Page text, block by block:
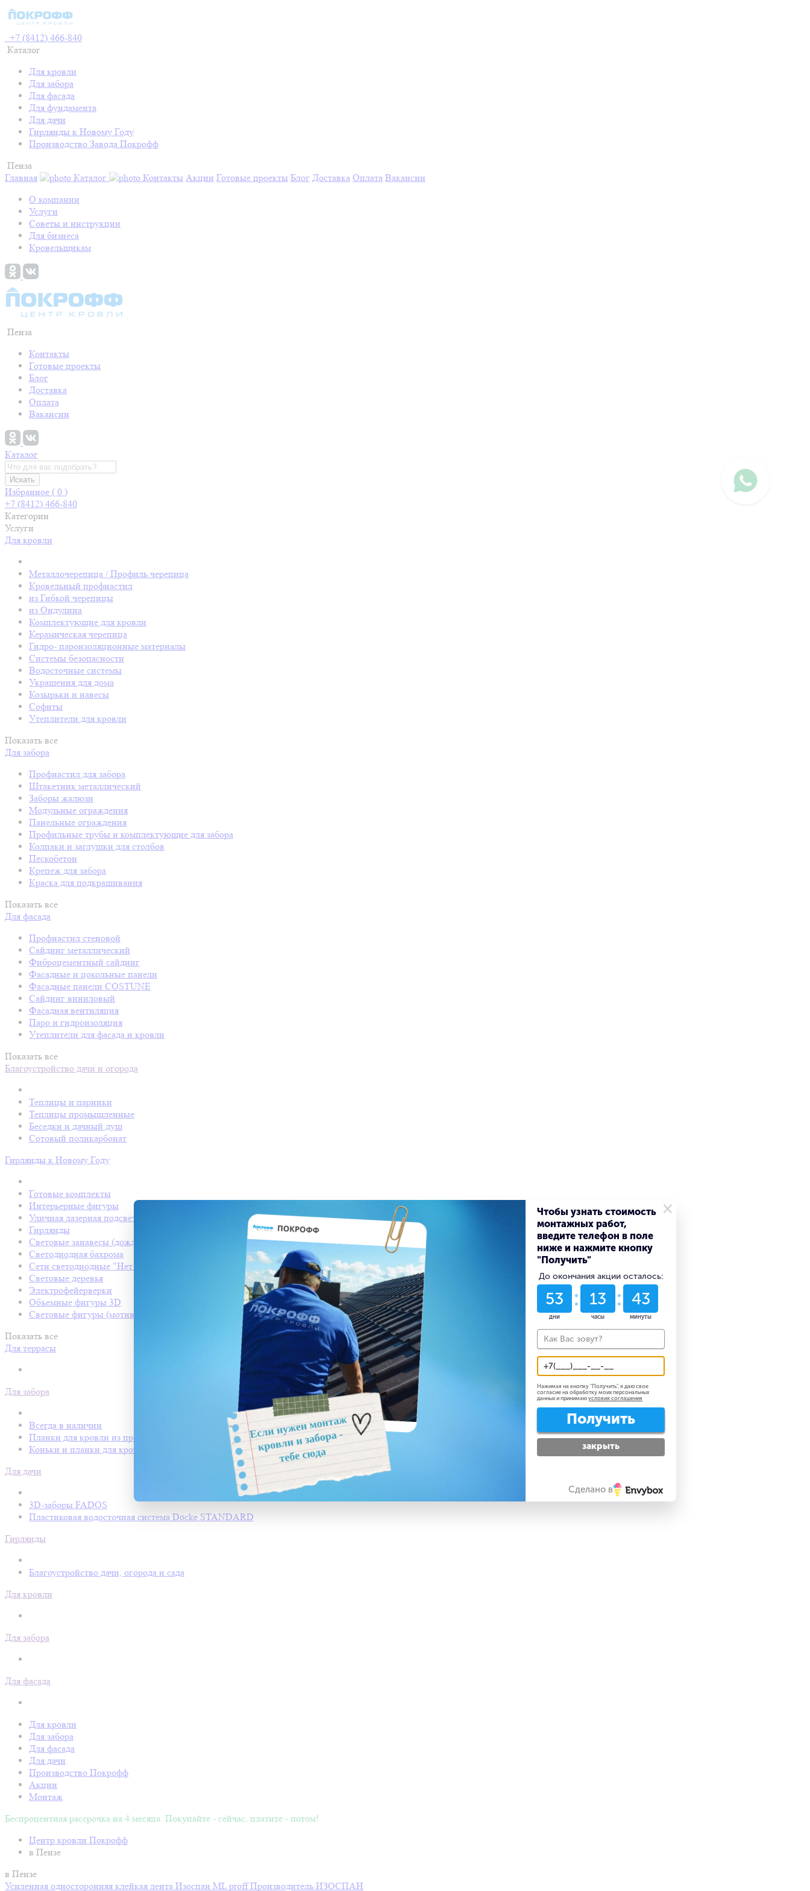
+7 (8412) 466-840
Каталог
Для кровли
Для забора
Для фасада
Для фундамента
Для дачи
Гирлянды к Новому Году
Производство Завода Покрофф
Пенза
Главная
Каталог Контакты Акции Готовые проекты Блог Доставка Оплата Вакансии
О компании
Услуги
Советы и инструкции
Для бизнеса
Кровельщикам
Пенза
Контакты
Готовые проекты
Блог
Доставка
Оплата
Вакансии
Каталог
Искать
Избранное ( 0 )
+7 (8412) 466-840
Категории
Услуги
Для кровли
Металлочерепица / Профиль черепица
Кровельный профнастил
из Гибкой черепицы
из Ондулина
Комплектующие для кровли
Керамическая черепица
Гидро- пароизоляционные материалы
Системы безопасности
Водосточные системы
Украшения для дома
Козырьки и навесы
Софиты
Утеплители для кровли
Показать все
Для забора
Профнастил для забора
Штакетник металлический
Заборы жалюзи
Модульные ограждения
Панельные ограждения
Профильные трубы и комплектующие для забора
Колпаки и заглушки для столбов
Пескобетон
Крепеж для забора
Краска для подкрашивания
Показать все
Для фасада
Профнастил стеновой
Сайдинг металлический
Фиброцементный сайдинг
Фасадные и цокольные панели
Фасадные панели COSTUNE
Сайдинг виниловый
Фасадная вентиляция
Паро и гидроизоляция
Утеплители для фасада и кровли
Показать все
Благоустройство дачи и огорода
Теплицы и парники
Теплицы промышленные
Беседки и дачный душ
Сотовый поликарбонат
Гирлянды к Новому Году
Готовые комплекты
Интерьерные фигуры
Уличная лазерная подсветка
Гирлянды
Световые занавесы (дождь светодиодный)
Светодиодная бахрома
Сети светодиодные "Нет Лайт"
Световые деревья
Электрофейерверки
Объемные фигуры 3D
Световые фигуры (мотивы)
Показать все
Для террасы
Для забора
Всегда в наличии
Планки для кровли из профнастила
Коньки и планки для кровли Покрофф
Для дачи
3D-заборы FADOS
Пластиковая водосточная система Döcke STANDARD
Гирлянды
Благоустройство дачи, огорода и сада
Для кровли
Для забора
Для фасада
Для кровли
Для забора
Для фасада
Для дачи
Производство Покрофф
Акции
Монтаж
Беспроцентная рассрочка на 4 месяца. Покупайте - сейчас, платите - потом!
Центр кровли Покрофф
в Пензе
в Пензе
Усиленная односторонняя клейкая лента Изоспан ML proff Производитель ИЗОСПАН
×
Чтобы узнать стоимость
монтажных работ,
введите телефон в поле
ниже и нажмите кнопку
"Получить"
До окончания акции осталось:
53
дни
13
часы
43
минуты
Нажимая на кнопку "Получить", я даю свое
согласие на обработку моих персональных
данных и принимаю условия соглашения
Получить
закрыть
Сделано в